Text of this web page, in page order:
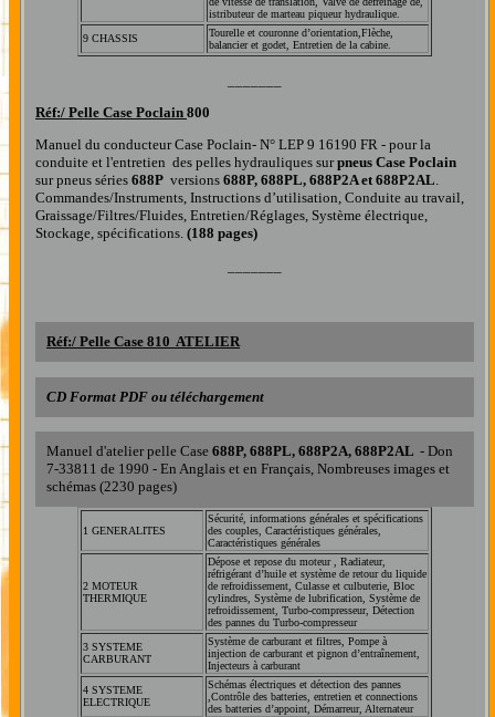
istributeur de marteau piqueur hydraulique.
9 CHASSIS
Tourelle et couronne d’orientation,Flèche,
balancier et godet, Entretien de la cabine.
Réf:/ Pelle Case Poclain 800
Manuel du conducteur Case Poclain- N° LEP 9 16190 FR - pour la
conduite et l'entretien des pelles hydrauliques surpneus Case Poclain
sur pneus séries 688P versions 688P, 688PL, 688P2Aet688P2AL.
Commandes/Instruments, Instructions d’utilisation, Conduite au travail,
Graissage/Filtres/Fluides, Entretien/Réglages, Système électrique,
Stockage, spécifications. (188 pages)
Réf:/ Pelle Case 810 ATELIER
CD Format PDF ou téléchargement
Manuel d'atelier pelle Case 688P, 688PL, 688P2A, 688P2AL - Don
7-33811 de 1990 - En Anglais et en Français, Nombreuses images et
schémas (2230 pages)
1 GENERALITES
Sécurité, informations générales et spécifications
des couples, Caractéristiques générales,
Caractéristiques générales
2 MOTEUR
THERMIQUE
Dépose et repose du moteur , Radiateur,
réfrigérant d’huile et système de retour du liquide
de refroidissement, Culasse et culbuterie, Bloc
cylindres, Système de lubrification, Système de
refroidissement, Turbo-compresseur, Détection
des pannes du Turbo-compresseur
3 SYSTEME
CARBURANT
Système de carburant et filtres, Pompe à
injection de carburant et pignon d’entraînement,
Injecteurs à carburant
4 SYSTEME
ELECTRIQUE
Schémas électriques et détection des pannes
,Contrôle des batteries, entretien et connections
des batteries d’appoint, Démarreur, Alternateur